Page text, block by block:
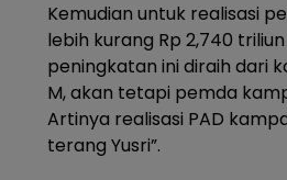
Kemudian untuk realisasi
lebih kurang Rp 2,740
peningkatan ini diraih dari
M, akan tetapi pemda
Artinya realisasi PAD
terang Yusri”.